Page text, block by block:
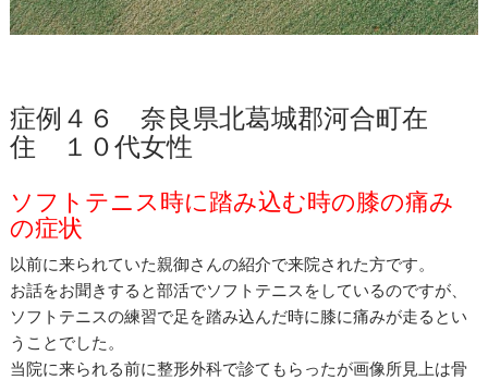
症例４６ 奈良県北葛城郡河合町在
住 １０代女性
ソフトテニス時に踏み込む時の膝の痛み
の症状
以前に来られていた親御さんの紹介で来院された方です。
お話をお聞きすると部活でソフトテニスをしているのですが、
ソフトテニスの練習で足を踏み込んだ時に膝に痛みが走るとい
うことでした。
当院に来られる前に整形外科で診てもらったが画像所見上は骨